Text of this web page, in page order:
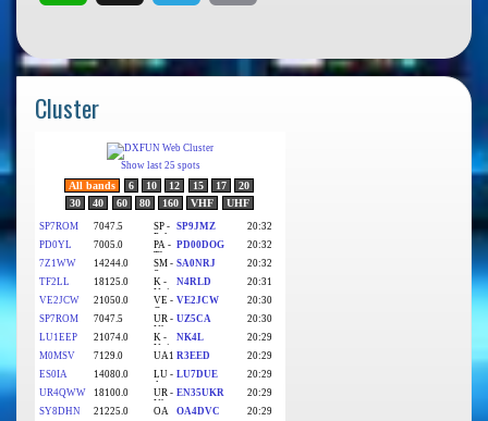
a
t
s
A
p
p
l
g
r
a
m
a
Cluster